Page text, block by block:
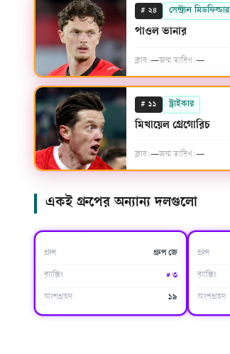
# ২৪ সেন্ট্রাল মিডফিল্ডার
পাওল ভানার
ক্লাব:—জন্ম তারিখ:—
# ১১ স্ট্রাইকার
মিখায়েল গ্রেগোরিচ
ক্লাব:—জন্ম তারিখ:—
একই গ্রুপের অন্যান্য দলগুলো
গ্রুপ গ্রুপ জে
র‍্যাঙ্কিং # ৩
অংশগ্রহণ ১৯
গ্রুপ
র‍্যাঙ্কিং
অংশগ্রহণ